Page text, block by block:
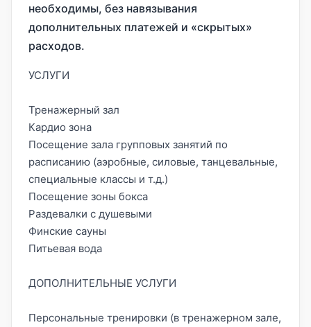
необходимы, без навязывания
дополнительных платежей и «скрытых»
расходов.
УСЛУГИ
Тренажерный зал
Кардио зона
Посещение зала групповых занятий по
расписанию (аэробные, силовые, танцевальные,
специальные классы и т.д.)
Посещение зоны бокса
Раздевалки с душевыми
Финские сауны
Питьевая вода
ДОПОЛНИТЕЛЬНЫЕ УСЛУГИ
Персональные тренировки (в тренажерном зале,